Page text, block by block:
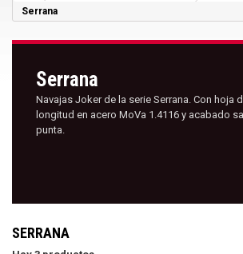
Serrana
Serrana
Navajas Joker de la serie Serrana. Con hoja
longitud en acero MoVa 1.4116 y acabado
punta.
SERRANA